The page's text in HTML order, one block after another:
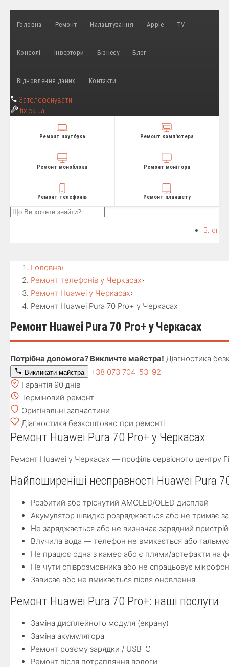
Головна Ремонт Налаштування Apple TV
Консолі Інвертори Бізнесу Блог
Відновлення даних Контакти
Зателефонувати
fix.ck.ua
Ремонт ноутбука Ремонт комп'ютера
Ремонт моноблока Ремонт монітора
Ремонт телефонів Ремонт планшету
Блог
Головна›
Ремонт телефонів у Черкасах›
Ремонт Huawei у Черкасах›
Ремонт Huawei Pura 70 Pro+ у Черкасах
Ремонт Huawei Pura 70 Pro+ у Черкасах
Потрібна допомога? Викличте майстра! Діагностика
Викликати майстра
+38 073 704-53-92
Гарантія 90 днів
Терміновий ремонт
Оригінальні запчастини
Діагностика безкоштовно при ремонті
Ремонт Huawei Pura 70 Pro+ у Черкасах
Ремонт Huawei у Черкасах — профіль сервісного центру
Найпоширеніші несправності Huawei Pura
Розбитий або тріснутий AMOLED/OLED дисплей
Акумулятор швидко розряджається або не тримає
Не заряджається або не визначає зарядний пристрій
Влучила вода — телефон не вмикається або гальмує
Не працює одна з камер або є плями/артефакти на
Не чути співрозмовника або не спрацьовує мікрофон
Зависає або не вмикається після оновлення
Ремонт Huawei Pura 70 Pro+: наші послуги
Заміна дисплейного модуля (екрану)
Заміна акумулятора
Ремонт роз’єму зарядки / USB-C
Ремонт після потрапляння вологи